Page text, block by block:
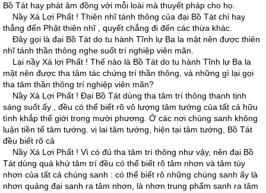
Bồ Tát hay phát âm đồng với mỗi loài mà thuyết pháp cho họ.
Nầy Xá Lợi Phất ! Thiên nhĩ tánh thông của đại Bồ Tát chỉ hay
thẳng đến Phật thiên nhĩ , quyết chẳng đi đến các thừa khác.
Ðây gọi là đại Bồ Tát do tu hành Tĩnh lự Ba la mật nên được thiên
nhĩ tánh thần thông nghe suốt trí nghiệp viên mãn.
Lại nầy Xá lợi Phất ! Thế nào là Bồ Tát do tu hành Tĩnh lự Ba la
mật nên được tha tâm tác chứng trí thần thông, và những gì lại gọi
tha tâm thần thông trí nghiệp viên mãn?
Nầy Xá Lợi Phất ! Ðại Bồ Tát dùng tha tâm trí thông thanh tịnh
sáng suốt ấy , đều có thể biết rõ vô lượng tâm tướng của tất cả hữu
tình khắp thế giới trong mười phương. Ở các nơi chúng sanh không
luận tiền tế tâm tướng. vị lai tâm tướng, hiện tại tâm tướng, Bồ Tát
đều biết rõ cả
Nầy Xá Lợi Phất ! Vì có đủ tha tâm trí thông như vậy, nên đại Bồ
Tát dùng quá khứ tâm trí đều có thể biết rõ tâm nhơn và tâm tùy
nhơn của tất cả chúng sanh : có thể biết rõ những chúng sanh ấy là
nhơn quảng đại sanh ra tâm nhơn, là nhơn trung phẩm sanh ra tâm